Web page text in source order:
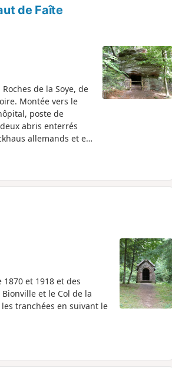
de Faîte
de la Soye, de
Montée vers le
poste de
abris enterrés
allemands et en
et 1918 et des
et le Col de la
tranchées en suivant le